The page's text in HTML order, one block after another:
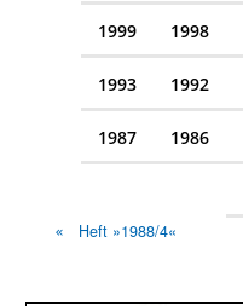
1999 1998
1993 1992
1987 1986
Heft »1988/4«